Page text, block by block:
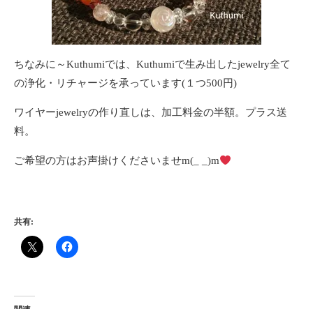
ちなみに～Kuthumiでは、Kuthumiで生み出したjewelry全て
の浄化・リチャージを承っています(１つ500円)
ワイヤーjewelryの作り直しは、加工料金の半額。プラス送
料。
ご希望の方はお声掛けくださいませm(_ _)m
共有: